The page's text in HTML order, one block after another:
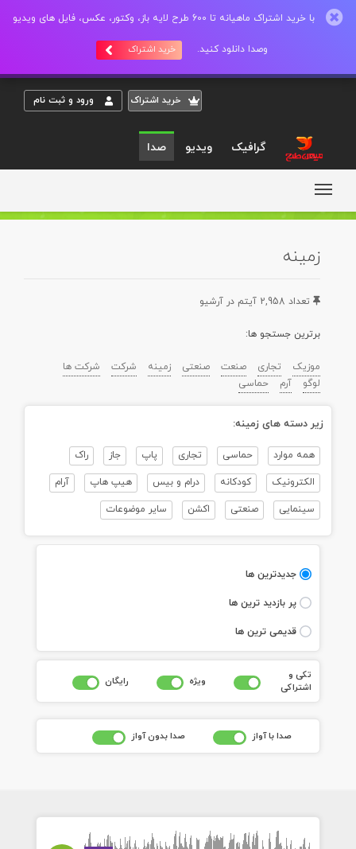
با خرید اشتراک ماهیانه تا 600 طرح لایه باز، وکتور، عکس، فایل های ویدیو
وصدا دانلود کنید. خرید اشتراک
خريد اشتراک ورود و ثبت نام
گرافیک ویدیو صدا
زمینه
تعداد 2,958 آيتم در آرشيو
برترين جستجو ها:
موزیک تجاری صنعت صنعتی زمینه شرکت
شرکت ها
لوگو
آرم حماسی
زیر دسته های زمینه:
همه موارد حماسی تجاری پاپ جاز راک
الکترونیک کودکانه درام و بیس هیپ هاپ آرام
سینمایی صنعتی اکشن سایر موضوعات
جديدترين ها
پر بازديد ترين ها
قديمی ترين ها
تکی و
اشتراکی
ويژه رايگان
صدا با آواز صدا بدون آواز